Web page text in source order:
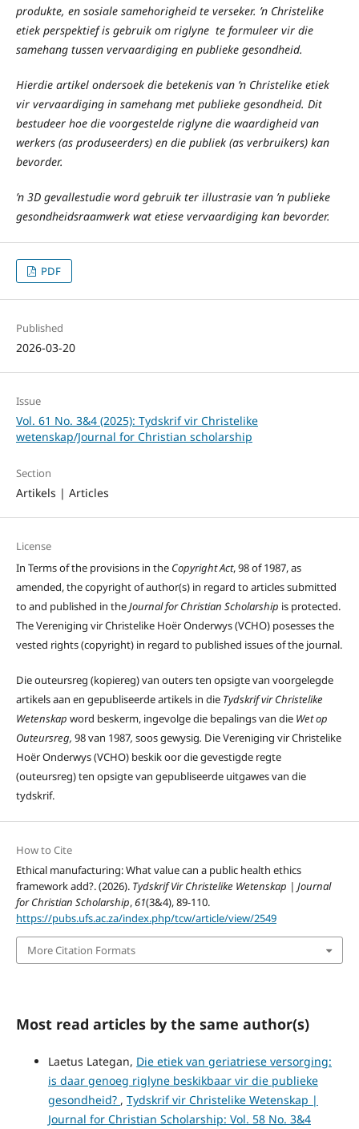
produkte, en sosiale samehorigheid te verseker. ’n Christelike
etiek perspektief is gebruik om riglyne te formuleer vir die
samehang tussen vervaardiging en publieke gesondheid.
Hierdie artikel ondersoek die betekenis van ’n Christelike etiek
vir vervaardiging in samehang met publieke gesondheid. Dit
bestudeer hoe die voorgestelde riglyne die waardigheid van
werkers (as produseerders) en die publiek (as verbruikers) kan
bevorder.
’n 3D gevallestudie word gebruik ter illustrasie van ’n publieke
gesondheidsraamwerk wat etiese vervaardiging kan bevorder.
PDF
Published
2026-03-20
Issue
Vol. 61 No. 3&4 (2025): Tydskrif vir Christelike
wetenskap/Journal for Christian scholarship
Section
Artikels | Articles
License
In Terms of the provisions in the Copyright Act, 98 of 1987, as
amended, the copyright of author(s) in regard to articles submitted
to and published in theJournal for Christian Scholarship is protected.
The Vereniging vir Christelike Hoër Onderwys (VCHO) posesses the
vested rights (copyright) in regard to published issues of the journal.
Die outeursreg (kopiereg) van outers ten opsigte van voorgelegde
artikels aan en gepubliseerde artikels in die Tydskrif vir Christelike
Wetenskap word beskerm, ingevolge die bepalings van dieWet op
Outeursreg, 98 van 1987, soos gewysig. Die Vereniging vir Christelike
Hoër Onderwys (VCHO) beskik oor die gevestigde regte
(outeursreg) ten opsigte van gepubliseerde uitgawes van die
tydskrif.
How to Cite
Ethical manufacturing: What value can a public health ethics
framework add?. (2026). Tydskrif Vir Christelike Wetenskap | Journal
for Christian Scholarship,61(3&4), 89-110.
https://pubs.ufs.ac.za/index.php/tcw/article/view/2549
More Citation Formats
Most read articles by the same author(s)
Laetus Lategan, Die etiek van geriatriese versorging:
is daar genoeg riglyne beskikbaar vir die publieke
gesondheid? , Tydskrif vir Christelike Wetenskap |
Journal for Christian Scholarship: Vol. 58 No. 3&4